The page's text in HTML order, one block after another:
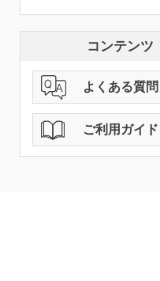
コンテンツ
よくある質問
ご利用ガイド